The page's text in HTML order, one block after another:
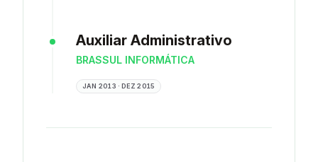
Auxiliar Administrativo
BRASSUL INFORMÁTICA
JAN 2013 · DEZ 2015